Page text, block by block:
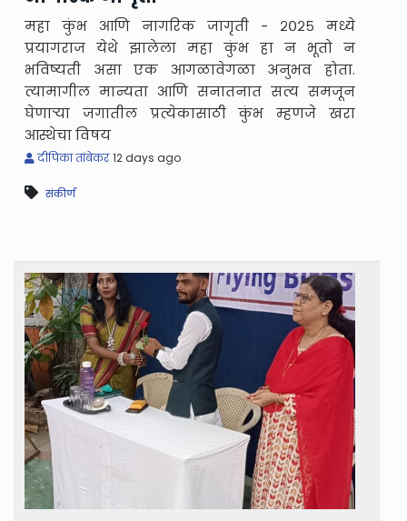
महा कुंभ आणि नागरिक जागृती - २०२५ मध्ये
प्रयागराज येथे झालेला महा कुंभ हा न भूतो न
भविष्यती असा एक आगळावेगळा अनुभव होता.
त्यामागील मान्यता आणि सनातनात सत्य समजून
घेणाऱ्या जगातील प्रत्येकासाठी कुंभ म्हणजे खरा
आस्थेचा विषय
दीपिका तांबेकर 12 days ago
संकीर्ण